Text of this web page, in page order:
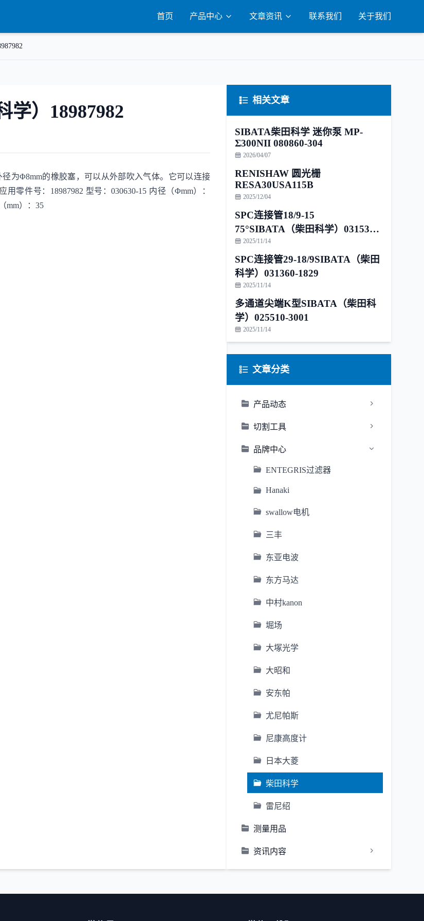
首页 产品中心 文章资讯 联系我们 关于我们
学）18987982
为Φ8mm的橡胶塞，可以从外部吹入气体。它可以连接
零件号：18987982 型号：030630-15 内径（Φmm）：
mm）：35
相关文章
SIBATA柴田科学 迷你泵 MP-
Σ300NII 080860-304
2026/04/07
RENISHAW 圆光栅
RESA30USA115B
2025/12/04
SPC连接管18/9-15
75°SIBATA（柴田科学）031530-
1815
2025/11/14
SPC连接管29-18/9SIBATA（柴田
科学）031360-1829
2025/11/14
多通道尖端K型SIBATA（柴田科
学）025510-3001
2025/11/14
文章分类
产品动态
切割工具
品牌中心
ENTEGRIS过滤器
Hanaki
swallow电机
三丰
东亚电波
东方马达
中村kanon
堀场
大塚光学
大昭和
安东帕
尤尼帕斯
尼康高度计
日本大菱
柴田科学
雷尼绍
测量用品
资讯内容